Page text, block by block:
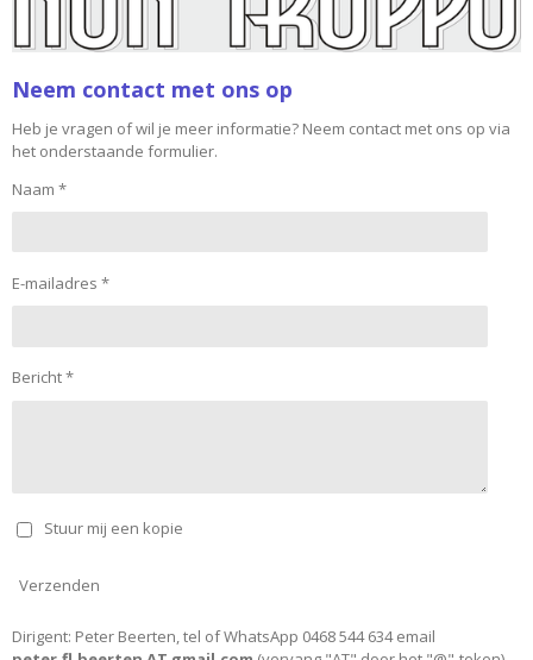
Neem contact met ons op
Heb je vragen of wil je meer informatie? Neem contact met ons op via
het onderstaande formulier.
Naam *
E-mailadres *
Bericht *
Stuur mij een kopie
Verzenden
Dirigent: Peter Beerten, tel of WhatsApp 0468 544 634 email